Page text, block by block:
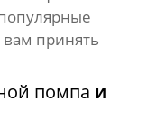
принять
помпа и